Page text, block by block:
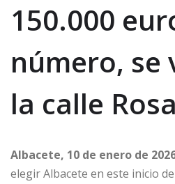
150.000
número, se
la calle
Albacete, 10 de enero de
elegir Albacete en este inicio